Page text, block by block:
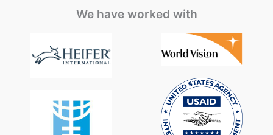
We have worked with